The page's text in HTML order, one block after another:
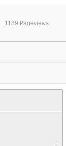
1189 Pageviews.